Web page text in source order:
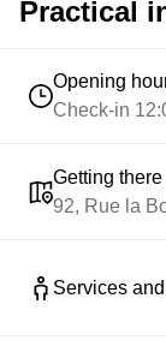
Practical
Opening
Check-in
Getting there
92, Rue la
Services